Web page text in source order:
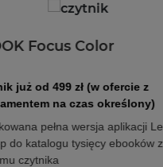
Focus Color
już od 499 zł (w ofercie z
na czas określony)
pełna wersja aplikacji
do katalogu tysięcy ebooków z
czytnika